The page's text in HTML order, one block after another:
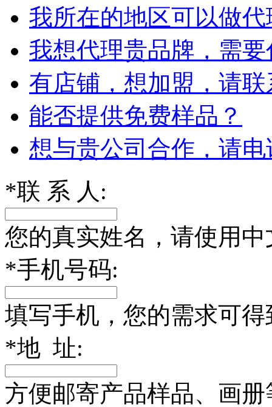
我所在的地区可以做
我想代理贵品牌，需
有店铺，想加盟，请
能否提供免费样品？
想与贵公司合作，请
*联 系 人:
您的真实姓名，请使用中
*手机号码:
填写手机，您的需求可
*地 址:
方便邮寄产品样品、画